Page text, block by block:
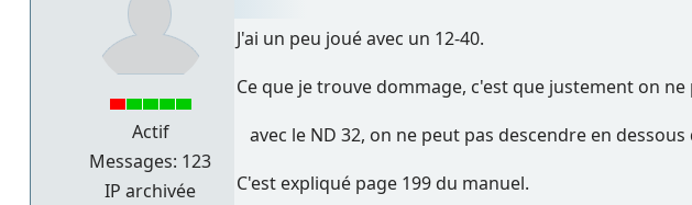
Actif
Messages: 123
IP archivée
J'ai un peu joué avec un 12-40.
Ce que je trouve dommage, c'est que justement on
avec le ND 32, on ne peut pas descendre en
C'est expliqué page 199 du manuel.